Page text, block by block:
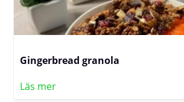
Gingerbread granola
Läs mer